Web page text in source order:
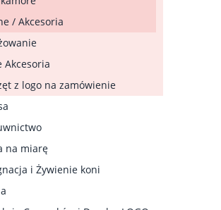
/ Akcesoria
Akcesoria
z logo na zamówienie
na miarę
i Żywienie koni